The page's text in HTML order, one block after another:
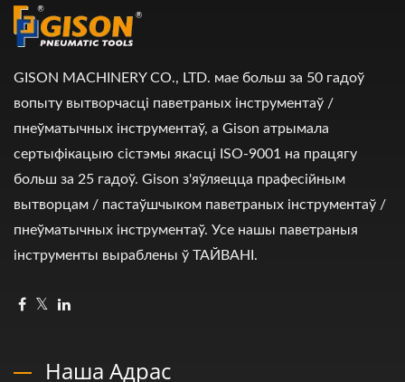
GISON MACHINERY CO., LTD. мае больш за 50 гадоў
вопыту вытворчасці паветраных інструментаў /
пнеўматычных інструментаў, а Gison атрымала
сертыфікацыю сістэмы якасці ISO-9001 на працягу
больш за 25 гадоў. Gison з'яўляецца прафесійным
вытворцам / пастаўшчыком паветраных інструментаў /
пнеўматычных інструментаў. Усе нашы паветраныя
інструменты выраблены ў ТАЙВАНІ.
Наша Адрас